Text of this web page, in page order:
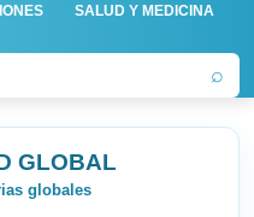
SALUD Y MEDICINA
⌕
GLOBAL
globales